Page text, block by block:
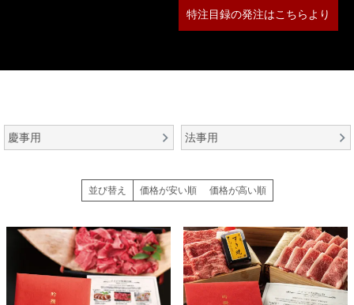
特注目録の発注はこちらより
慶事用 法事用
並び替え 価格が安い順 価格が高い順